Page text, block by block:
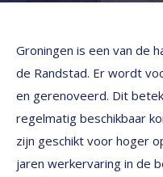
Groningen is een van de
de Randstad. Er wordt
en gerenoveerd. Dit
regelmatig beschikbaar
zijn geschikt voor hoger
jaren werkervaring in de